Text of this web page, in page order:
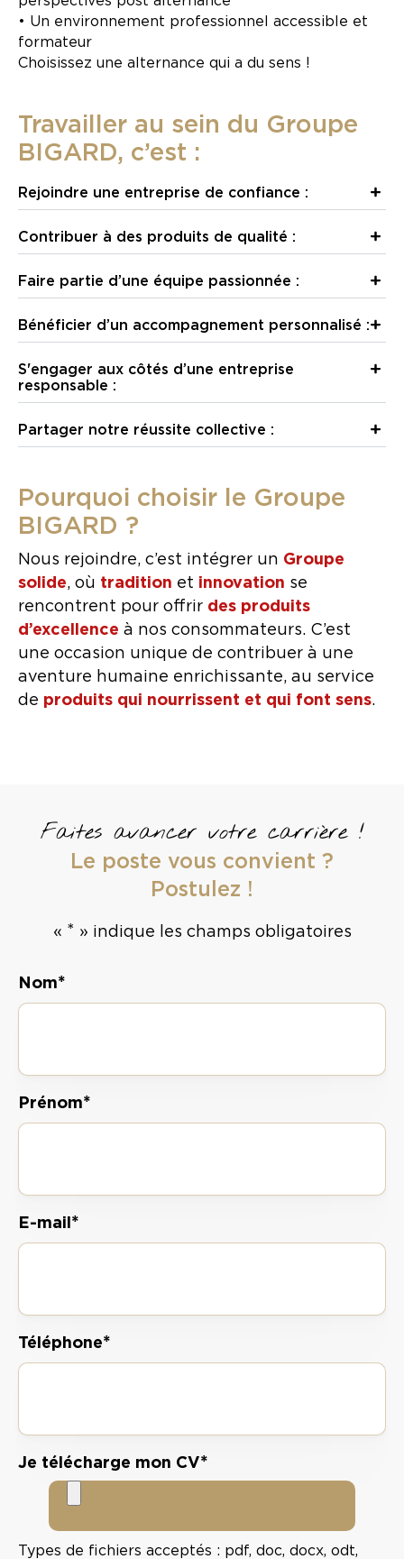
• Un environnement professionnel accessible et
formateur
Choisissez une alternance qui a du sens !
Travailler au sein du Groupe
BIGARD, c’est :
Rejoindre une entreprise de confiance :
Contribuer à des produits de qualité :
Faire partie d’une équipe passionnée :
Bénéficier d’un accompagnement personnalisé :
S'engager aux côtés d’une entreprise
responsable :
Partager notre réussite collective :
Pourquoi choisir le Groupe
BIGARD ?
Nous rejoindre, c’est intégrer un Groupe
solide, où tradition et innovation se
rencontrent pour offrir des produits
d’excellence à nos consommateurs. C’est
une occasion unique de contribuer à une
aventure humaine enrichissante, au service
de produits qui nourrissent et qui font sens.
Faites avancer votre carrière !
Le poste vous convient ?
Postulez !
« * » indique les champs obligatoires
Nom*
Prénom*
E-mail *
Téléphone*
Je télécharge mon CV*
Types de fichiers acceptés : pdf, doc, docx, odt,